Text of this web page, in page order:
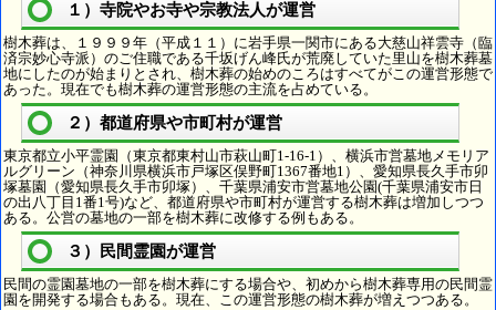
１）寺院やお寺や宗教法人が運営
樹木葬は、１９９９年（平成１１）に岩手県一関市にある大慈山祥雲寺（臨
済宗妙心寺派）のご住職である千坂げん峰氏が荒廃していた里山を樹木葬墓
地にしたのが始まりとされ、樹木葬の始めのころはすべてがこの運営形態で
あった。現在でも樹木葬の運営形態の主流を占めている。
２）都道府県や市町村が運営
東京都立小平霊園（東京都東村山市萩山町1-16-1）、横浜市営墓地メモリア
ルグリーン（神奈川県横浜市戸塚区俣野町1367番地1）、愛知県長久手市卯
塚墓園（愛知県長久手市卯塚）、千葉県浦安市営墓地公園(千葉県浦安市日
の出八丁目1番1号)など、都道府県や市町村が運営する樹木葬は増加しつつ
ある。公営の墓地の一部を樹木葬に改修する例もある。
３）民間霊園が運営
民間の霊園墓地の一部を樹木葬にする場合や、初めから樹木葬専用の民間霊
園を開発する場合もある。現在、この運営形態の樹木葬が増えつつある。